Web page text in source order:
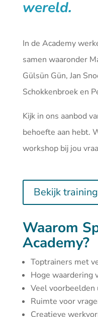
wereld.
In de Academy
samen waaronder
Gülsün Gün, Jan
Schokkenbroek en
Kijk in ons aanbod
behoefte aan hebt.
workshop bij jou
Bekijk
Waarom
Academy?
Toptrainers met
Hoge waardering
Veel voorbeelden
Ruimte voor
Creatieve